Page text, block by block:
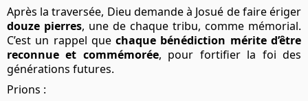
Après la traversée, Dieu demande à Josué de faire ériger
douze pierres, une de chaque tribu, comme mémorial.
C’est un rappel quechaque bénédiction mérite d’être
reconnue et commémorée, pour fortifier la foi des
générations futures.
Prions :